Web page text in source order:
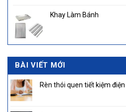
Khay Làm Bánh
BÀI VIẾT MỚI
Rèn thói quen tiết kiệm